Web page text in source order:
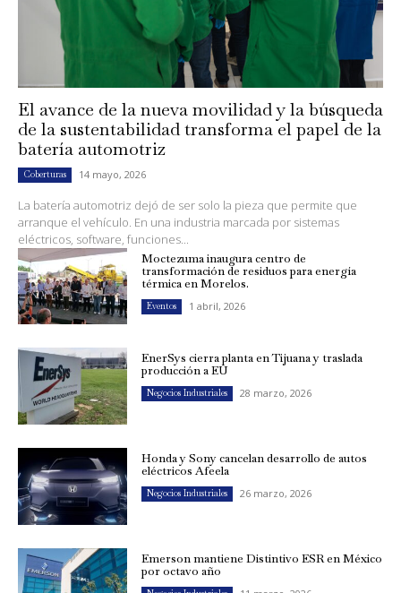
El avance de la nueva movilidad y la búsqueda
de la sustentabilidad transforma el papel de la
batería automotriz
Coberturas 14 mayo, 2026
La batería automotriz dejó de ser solo la pieza que permite que
arranque el vehículo. En una industria marcada por sistemas
eléctricos, software, funciones...
Moctezuma inaugura centro de
transformación de residuos para energía
térmica en Morelos.
Eventos 1 abril, 2026
EnerSys cierra planta en Tijuana y traslada
producción a EU
Negocios Industriales 28 marzo, 2026
Honda y Sony cancelan desarrollo de autos
eléctricos Afeela
Negocios Industriales 26 marzo, 2026
Emerson mantiene Distintivo ESR en México
por octavo año